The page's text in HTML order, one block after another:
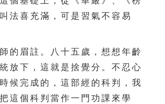
256 257 258 259 260
261 262 263 264 265
266 267 268 269 270
法喜充滿，可是習氣不容易
眉註。八十五歲，想想年齡
放下，這就是捨覺分。不忍心
候完成的，這部經的科判，我
這個科判當作一門功課來學